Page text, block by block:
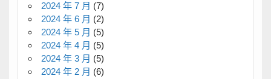
2024 年 7 月 (7)
2024 年 6 月 (2)
2024 年 5 月 (5)
2024 年 4 月 (5)
2024 年 3 月 (5)
2024 年 2 月 (6)